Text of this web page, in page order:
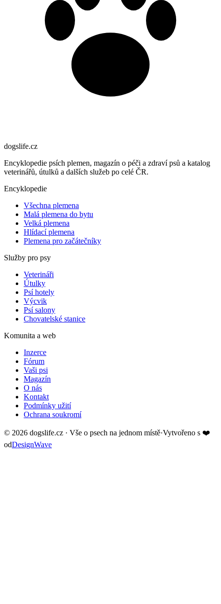
dogslife.cz
Encyklopedie psích plemen, magazín o péči a zdraví psů a katalog
veterinářů, útulků a dalších služeb po celé ČR.
Encyklopedie
Všechna plemena
Malá plemena do bytu
Velká plemena
Hlídací plemena
Plemena pro začátečníky
Služby pro psy
Veterináři
Útulky
Psí hotely
Výcvik
Psí salony
Chovatelské stanice
Komunita a web
Inzerce
Fórum
Vaši psi
Magazín
O nás
Kontakt
Podmínky užití
Ochrana soukromí
© 2026 dogslife.cz · Vše o psech na jednom místě·Vytvořeno s ❤️
odDesignWave